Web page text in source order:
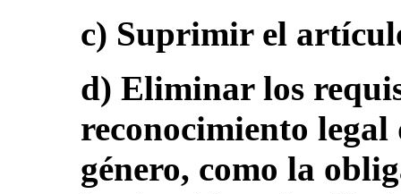
c) Suprimir el
d) Eliminar los
reconocimiento legal
género, como la